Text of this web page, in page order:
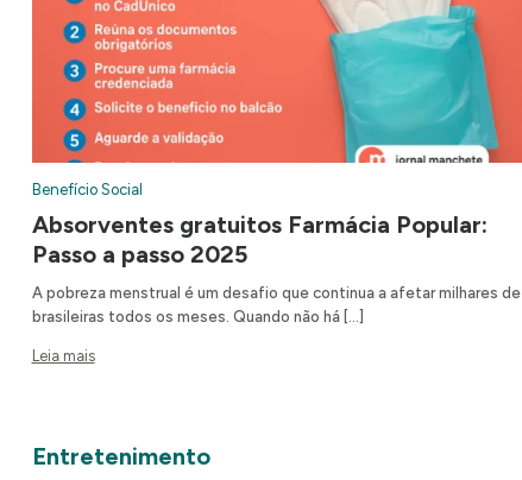
Benefício Social
Absorventes gratuitos Farmácia Popular:
Passo a passo 2025
A pobreza menstrual é um desafio que continua a afetar milhares de
brasileiras todos os meses. Quando não há […]
Leia mais
Entretenimento